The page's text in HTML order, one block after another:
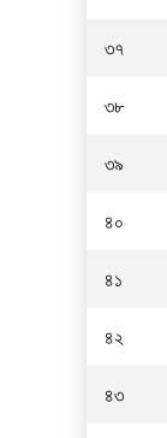
৩৭
৩৮
৩৯
৪০
৪১
৪২
৪৩